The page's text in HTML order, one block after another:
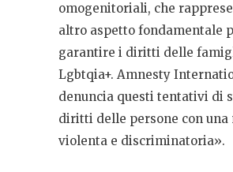
omogenitoriali, che
altro aspetto fondamentale
garantire i diritti delle
Lgbtqia+. Amnesty
denuncia questi tentativi di
diritti delle persone con una
violenta e discriminatoria».